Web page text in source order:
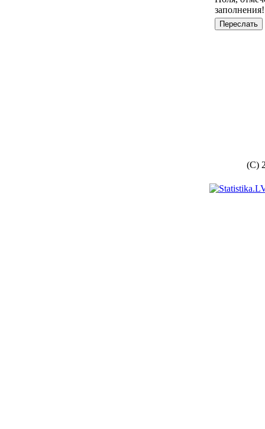
заполнения!
(C)